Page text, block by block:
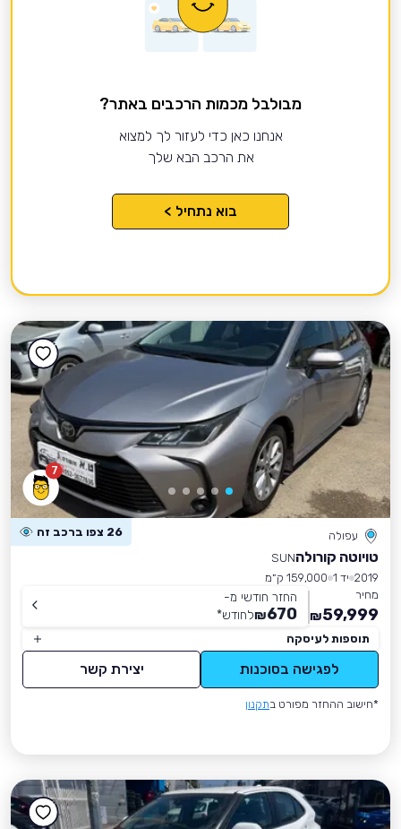
מבולבל מכמות הרכבים באתר?
אנחנו כאן כדי לעזור לך למצוא
את הרכב הבא שלך
בוא נתחיל >
7
עפולה 26 צפו ברכב זה
טויוטה קורולהSUN
2019 יד 1
159,000 ק״מ
מחיר
59,999
₪
החזר חודשי מ-
670
₪לחודש*
תוספות לעיסקה
לפגישה בסוכנות יצירת קשר
*חישוב ההחזר מפורט בתקנון